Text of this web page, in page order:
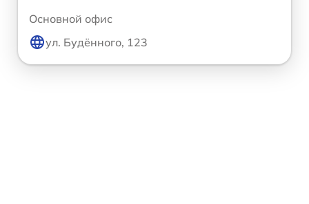
Основной офис
ул. Будённого, 123